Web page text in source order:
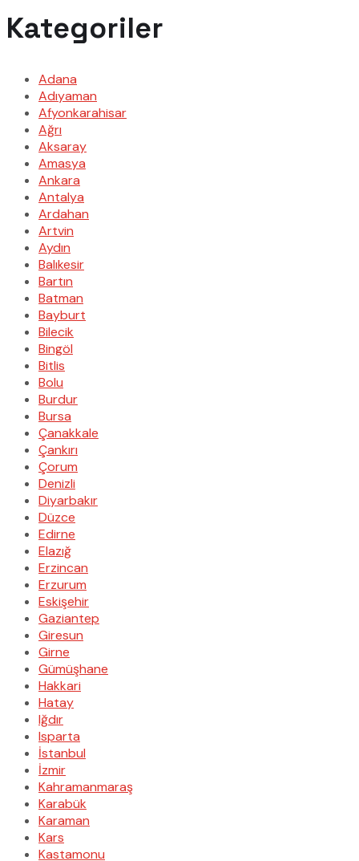
Kategoriler
Adana
Adıyaman
Afyonkarahisar
Ağrı
Aksaray
Amasya
Ankara
Antalya
Ardahan
Artvin
Aydın
Balıkesir
Bartın
Batman
Bayburt
Bilecik
Bingöl
Bitlis
Bolu
Burdur
Bursa
Çanakkale
Çankırı
Çorum
Denizli
Diyarbakır
Düzce
Edirne
Elazığ
Erzincan
Erzurum
Eskişehir
Gaziantep
Giresun
Girne
Gümüşhane
Hakkari
Hatay
Iğdır
Isparta
İstanbul
İzmir
Kahramanmaraş
Karabük
Karaman
Kars
Kastamonu